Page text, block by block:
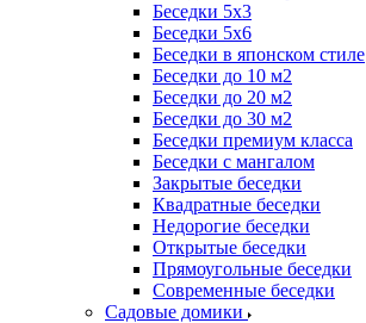
Беседки 5x3
Беседки 5x6
Беседки в японском стиле
Беседки до 10 м2
Беседки до 20 м2
Беседки до 30 м2
Беседки премиум класса
Беседки с мангалом
Закрытые беседки
Квадратные беседки
Недорогие беседки
Открытые беседки
Прямоугольные беседки
Современные беседки
Садовые домики